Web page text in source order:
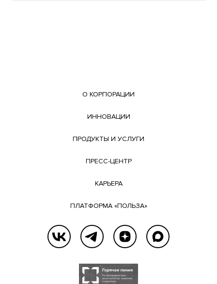
О КОРПОРАЦИИ
ИННОВАЦИИ
ПРОДУКТЫ И УСЛУГИ
ПРЕСС-ЦЕНТР
КАРЬЕРА
ПЛАТФОРМА «ПОЛЬЗА»